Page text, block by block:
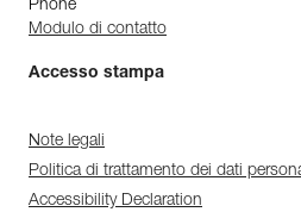
Phone
Modulo di contatto
Accesso stampa
Note legali
Politica di trattamento dei dati
Accessibility Declaration